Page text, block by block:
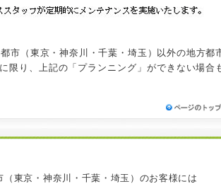
市（東京・神奈川・千葉・埼玉）以外の地方都
限り、上記の「プランニング」ができない場合
東京・神奈川・千葉・埼玉）のお客様には